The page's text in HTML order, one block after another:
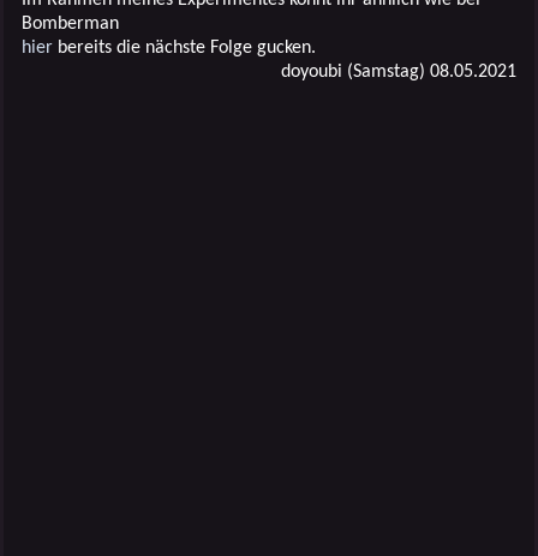
Bomberman
hier bereits die nächste Folge gucken.
doyoubi (Samstag) 08.05.2021